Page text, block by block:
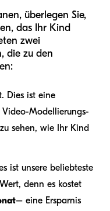
überlegen Sie,
das Ihr Kind
zwei
die zu den
Dies ist eine
Modellierungs-
sehen, wie Ihr Kind
ist unsere beliebteste
denn es kostet
– eine Ersparnis